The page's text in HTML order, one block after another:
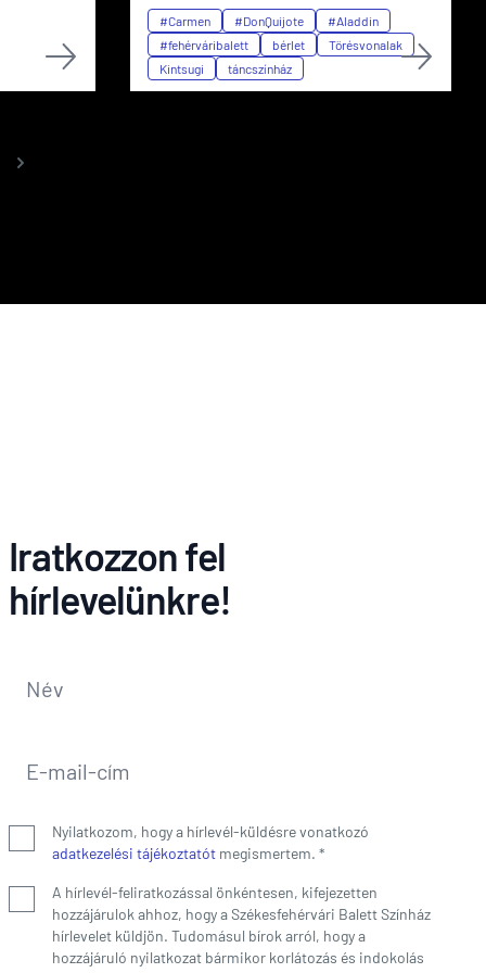
#Carmen #DonQuijote
#Aladdin
#fehérváribalett
bérlet
Törésvonalak
Kintsugi
táncszínház
Iratkozzon fel
hírlevelünkre!
Nyilatkozom, hogy a hírlevél-küldésre vonatkozó
adatkezelési tájékoztatót megismertem. *
A hírlevél-feliratkozással önkéntesen, kifejezetten
hozzájárulok ahhoz, hogy a Székesfehérvári Balett Színház
hírlevelet küldjön. Tudomásul bírok arról, hogy a
hozzájáruló nyilatkozat bármikor korlátozás és indokolás